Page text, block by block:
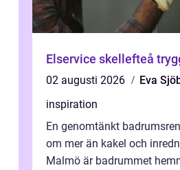
02 augusti 2026
Eva
inspiration
En genomtänkt
om mer än kakel och
Malmö är badrummet